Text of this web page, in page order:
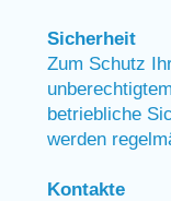
Sicherheit
Zum Schutz
betriebliche
werden
Kontakte